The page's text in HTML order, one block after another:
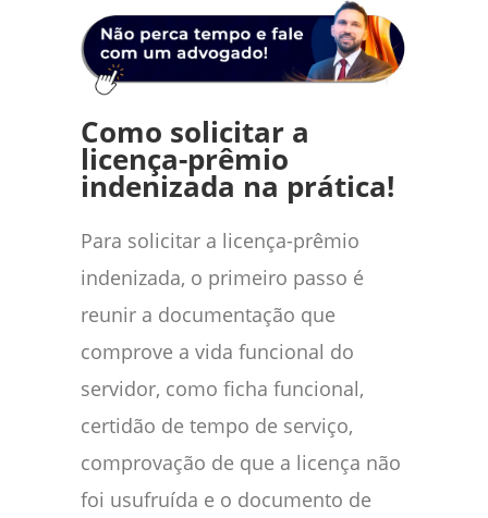
Como solicitar a
licença-prêmio
indenizada na prática!
Para solicitar a licença-prêmio
indenizada, o primeiro passo é
reunir a documentação que
comprove a vida funcional do
servidor, como ficha funcional,
certidão de tempo de serviço,
comprovação de que a licença não
foi usufruída e o documento de